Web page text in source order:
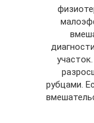
рубцами.